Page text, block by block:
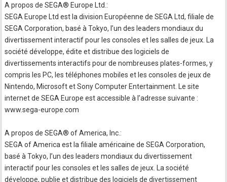
A propos de SEGA® Europe Ltd.:
SEGA Europe Ltd est la division Européenne de SEGA Ltd, filiale de
SEGA Corporation, basé à Tokyo, l’un des leaders mondiaux du
divertissement interactif pour les consoles et les salles de jeux. La
société développe, édite et distribue des logiciels de
divertissements interactifs pour de nombreuses plates-formes, y
compris les PC, les téléphones mobiles et les consoles de jeux de
Nintendo, Microsoft et Sony Computer Entertainment. Le site
internet de SEGA Europe est accessible à l’adresse suivante :
www.sega-europe.com
A propos de SEGA® of America, Inc.:
SEGA of America est la filiale américaine de SEGA Corporation,
basé à Tokyo, l’un des leaders mondiaux du divertissement
interactif pour les consoles et les salles de jeux. La société
développe, publie et distribue des logiciels de divertissement